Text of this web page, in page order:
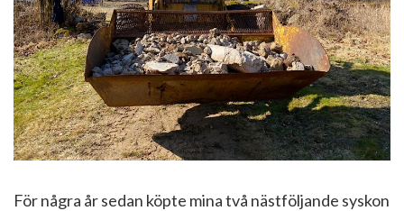
För några år sedan köpte mina två nästföljande syskon